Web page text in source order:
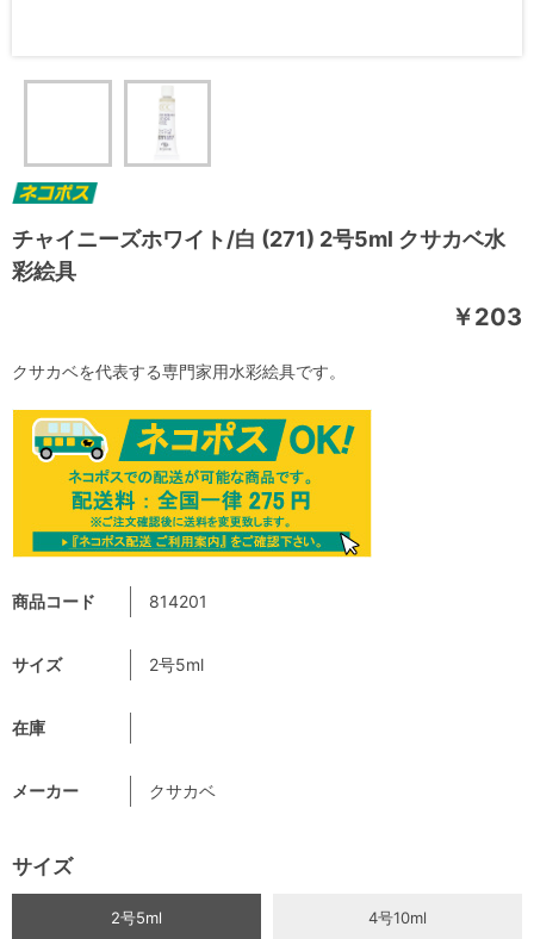
チャイニーズホワイト/白 (271) 2号5ml クサカベ水
彩絵具
￥203
商品コード 814201
サイズ 2号5ml
在庫
メーカー クサカベ
サイズ
2号5ml 4号10ml
クサカベを代表する専門家用水彩絵具です。